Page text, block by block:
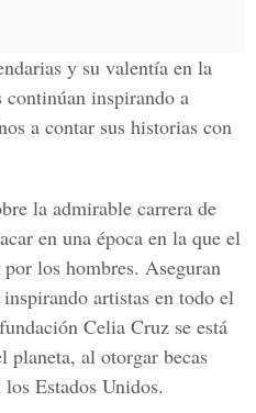
y su valentía en la
continúan inspirando a
a contar sus historias con
la admirable carrera de
en una época en la que el
los hombres. Aseguran
artistas en todo el
Celia Cruz se está
planeta, al otorgar becas
Estados Unidos.